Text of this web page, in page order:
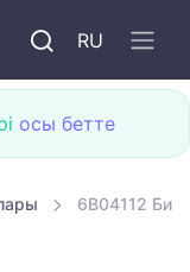
RU
осы бетте
6B04112